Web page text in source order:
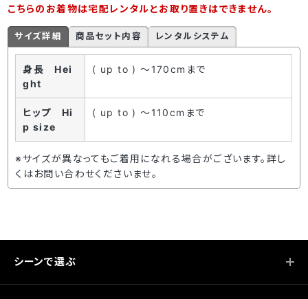
こちらのお着物は宅配レンタルとお取り置きはできません。
サイズ詳細 商品セット内容 レンタルシステム
身長 Hei
ght
( up to ) ～170cmまで
ヒップ Hi
p size
( up to ) ～110cmまで
※サイズが異なってもご着用になれる場合がございます。詳し
くはお問い合わせくださいませ。
シーンで選ぶ